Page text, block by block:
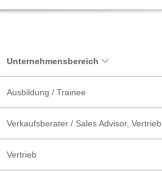
Unternehmensbereich
Ausbildung / Trainee
Verkaufsberater / Sales Advisor, Vertrieb
Vertrieb